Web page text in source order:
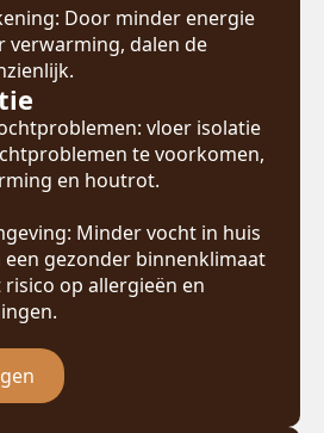
Door minder energie
verwarming, dalen de
vloer isolatie
te voorkomen,
en houtrot.
Minder vocht in huis
gezonder binnenklimaat
op allergieën en